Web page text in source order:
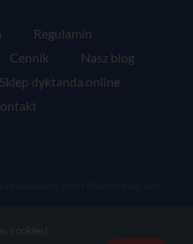
Regulamin
Cennik
Nasz blog
Sklep dyktanda.online
cookies).